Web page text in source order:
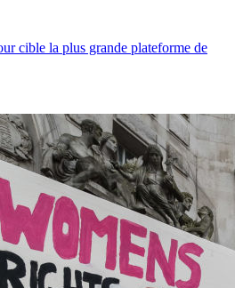
cible la plus grande plateforme de